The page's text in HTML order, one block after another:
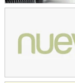
Rufino (Santa Fe)
TUCUMANO - F5